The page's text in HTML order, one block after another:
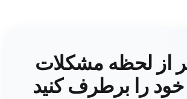
از لحظه مشکلات
را برطرف کنید